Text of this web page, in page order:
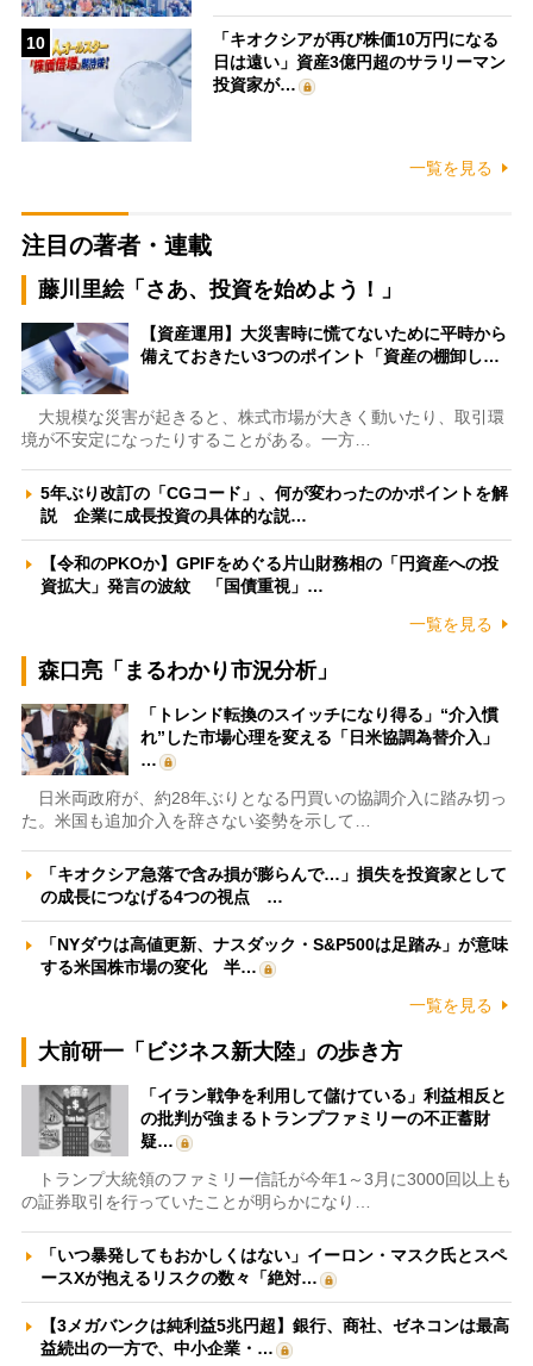
10
「キオクシアが再び株価10万円になる
日は遠い」資産3億円超のサラリーマン
投資家が…
一覧を見る
注目の著者・連載
藤川里絵「さあ、投資を始めよう！」
【資産運用】大災害時に慌てないために平時から
備えておきたい3つのポイント「資産の棚卸し…
大規模な災害が起きると、株式市場が大きく動いたり、取引環
境が不安定になったりすることがある。一方…
5年ぶり改訂の「CGコード」、何が変わったのかポイントを解
説 企業に成長投資の具体的な説…
【令和のPKOか】GPIFをめぐる片山財務相の「円資産への投
資拡大」発言の波紋 「国債重視」…
一覧を見る
森口亮「まるわかり市況分析」
「トレンド転換のスイッチになり得る」“介入慣
れ”した市場心理を変える「日米協調為替介入」
…
日米両政府が、約28年ぶりとなる円買いの協調介入に踏み切っ
た。米国も追加介入を辞さない姿勢を示して…
「キオクシア急落で含み損が膨らんで…」損失を投資家として
の成長につなげる4つの視点 …
「NYダウは高値更新、ナスダック・S&P500は足踏み」が意味
する米国株市場の変化 半…
一覧を見る
大前研一「ビジネス新大陸」の歩き方
「イラン戦争を利用して儲けている」利益相反と
の批判が強まるトランプファミリーの不正蓄財
疑…
トランプ大統領のファミリー信託が今年1～3月に3000回以上も
の証券取引を行っていたことが明らかになり…
「いつ暴発してもおかしくはない」イーロン・マスク氏とスペ
ースXが抱えるリスクの数々「絶対…
【3メガバンクは純利益5兆円超】銀行、商社、ゼネコンは最高
益続出の一方で、中小企業・…